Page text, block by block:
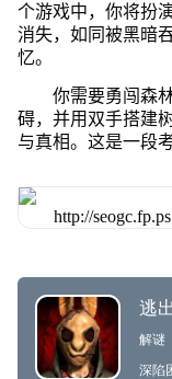
个游戏中，你将扮
消失，如同被黑暗
忆。
你需要勇闯森
碍，并用双手搭建
与真相。这是一段